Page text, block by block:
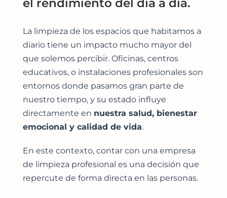
el rendimiento del día a día.
La limpieza de los espacios que habitamos a
diario tiene un impacto mucho mayor del
que solemos percibir. Oficinas, centros
educativos, o instalaciones profesionales son
entornos donde pasamos gran parte de
nuestro tiempo, y su estado influye
directamente en nuestra salud, bienestar
emocional y calidad de vida.
En este contexto, contar con una empresa
de limpieza profesional es una decisión que
repercute de forma directa en las personas.